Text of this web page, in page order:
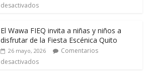
desactivados
El Wawa FIEQ invita a niñas y niños a
disfrutar de la Fiesta Escénica Quito
26 mayo, 2026
Comentarios
desactivados